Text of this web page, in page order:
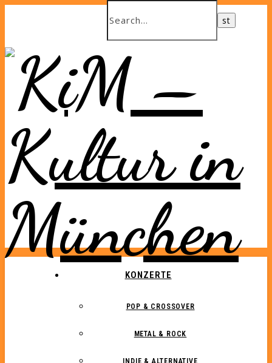
KONZERTE
POP & CROSSOVER
METAL & ROCK
INDIE & ALTERNATIVE